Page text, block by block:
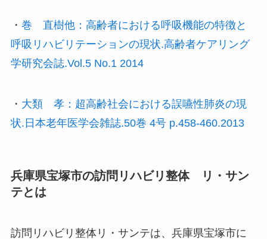
・ 巻 直樹他：高齢者における呼吸機能の特徴と
呼吸リハビリテーションの現状.高齢者ケアリング
学研究会誌.Vol.5 No.1 2014
・ 大類 孝：超高齢社会における誤嚥性肺炎の現
状.日本老年医学会雑誌.50巻 4号 p.458-460.2013
兵庫県宝塚市の訪問リハビリ整体 リ・サン
テとは
訪問リハビリ整体リ・サンテは、兵庫県宝塚市に